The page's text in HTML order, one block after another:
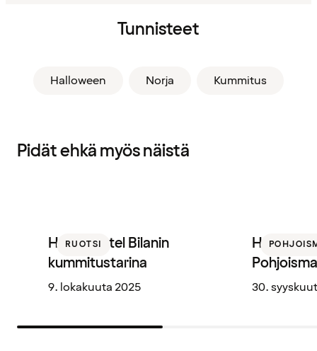
Tunnisteet
Halloween Norja Kummitus
Pidät ehkä myös näistä
RUOTSI
Home Hotel Bilanin
kummitustarina
9. lokakuuta 2025 30.